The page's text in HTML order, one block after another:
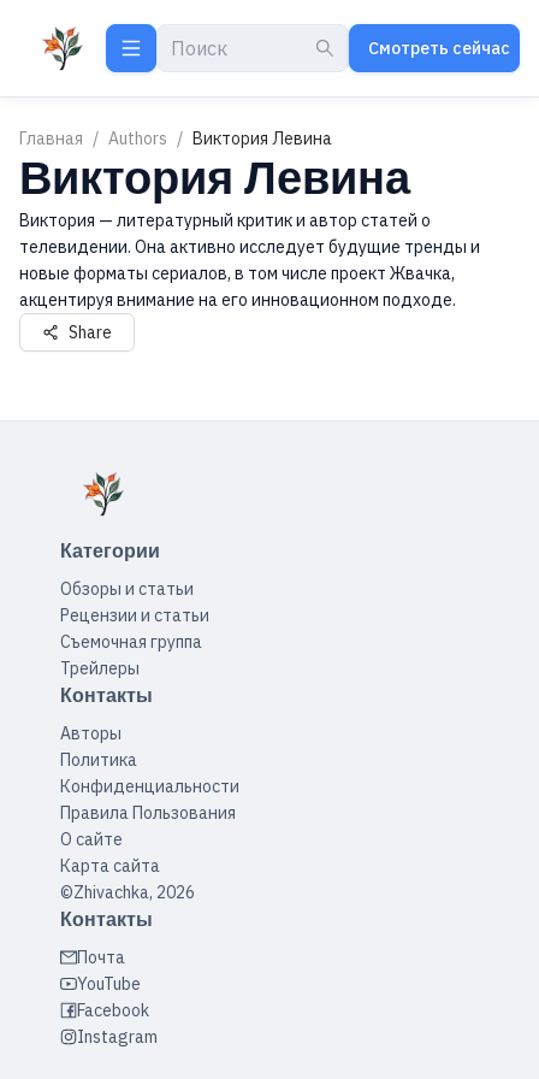
Смотреть сейчас
Главная / Authors / Виктория Левина
Виктория Левина
Виктория — литературный критик и автор статей о
телевидении. Она активно исследует будущие тренды и
новые форматы сериалов, в том числе проект Жвачка,
акцентируя внимание на его инновационном подходе.
Share
Категории
Обзоры и статьи
Рецензии и статьи
Съемочная группа
Трейлеры
Контакты
Авторы
Политика
Конфиденциальности
Правила Пользования
О сайте
Карта сайта
©Zhivachka, 2026
Контакты
Почта
YouTube
Facebook
Instagram